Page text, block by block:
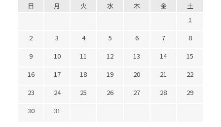
日 月 火 水 木 金
土
1
2
3 4 5 6 7
8
9
10 11 12 13 14
15
16
17 18 19 20 21
22
23
24 25 26 27 28
29
30
31